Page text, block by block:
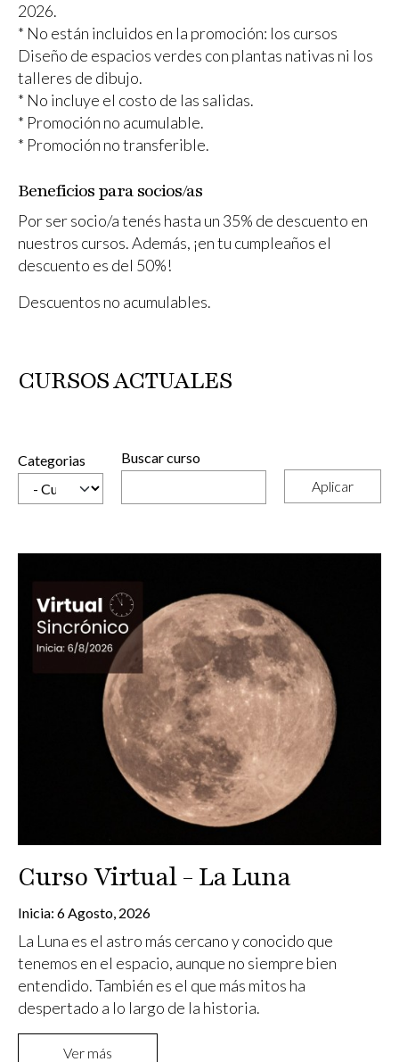
2026.
* No están incluidos en la promoción: los cursos
Diseño de espacios verdes con plantas nativas ni los
talleres de dibujo.
* No incluye el costo de las salidas.
* Promoción no acumulable.
* Promoción no transferible.
Beneficios para socios/as
Por ser socio/a tenés hasta un 35% de descuento en
nuestros cursos. Además, ¡en tu cumpleaños el
descuento es del 50%!
Descuentos no acumulables.
CURSOS ACTUALES
Categorias Buscar curso
Curso Virtual - La Luna
Inicia: 6 Agosto, 2026
La Luna es el astro más cercano y conocido que
tenemos en el espacio, aunque no siempre bien
entendido. También es el que más mitos ha
despertado a lo largo de la historia.
Ver más